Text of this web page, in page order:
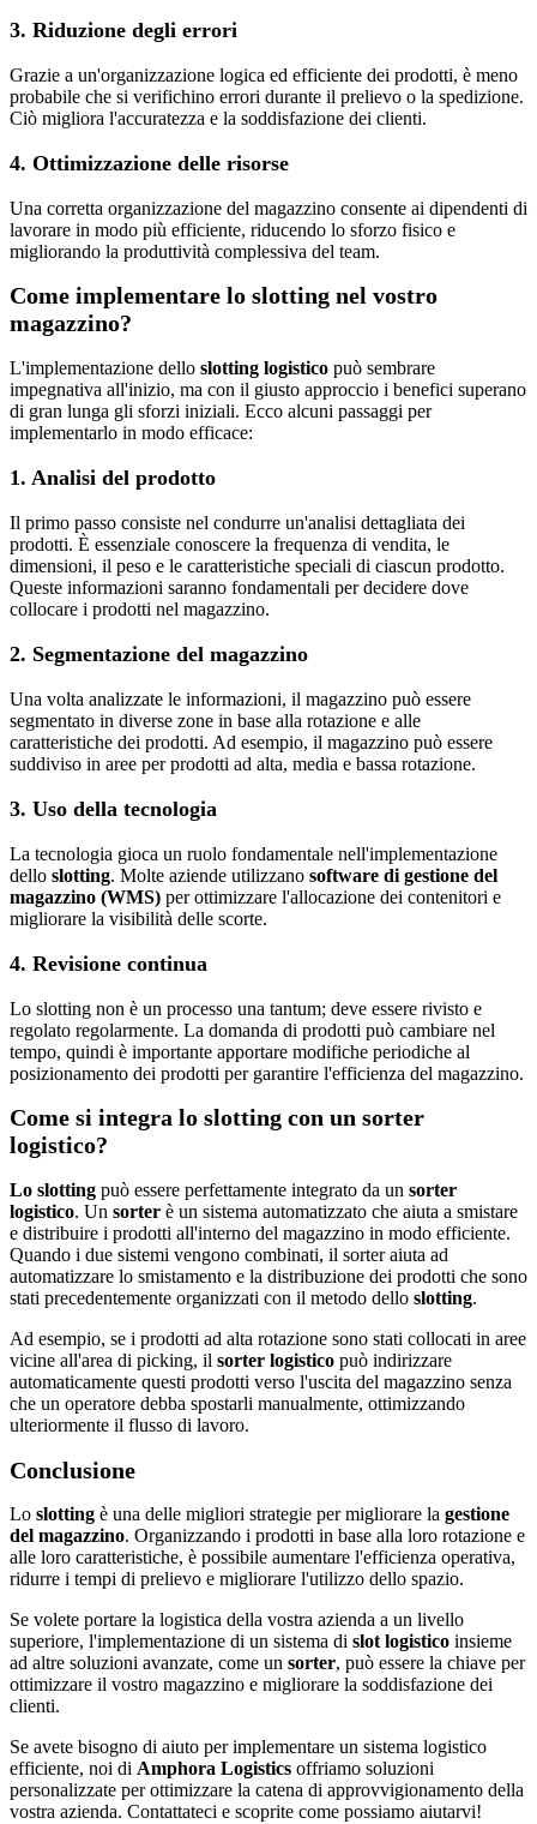
3. Riduzione degli errori
Grazie a un'organizzazione logica ed efficiente dei prodotti, è meno
probabile che si verifichino errori durante il prelievo o la spedizione.
Ciò migliora l'accuratezza e la soddisfazione dei clienti.
4. Ottimizzazione delle risorse
Una corretta organizzazione del magazzino consente ai dipendenti di
lavorare in modo più efficiente, riducendo lo sforzo fisico e
migliorando la produttività complessiva del team.
Come implementare lo slotting nel vostro
magazzino?
L'implementazione dello slotting logistico può sembrare
impegnativa all'inizio, ma con il giusto approccio i benefici superano
di gran lunga gli sforzi iniziali. Ecco alcuni passaggi per
implementarlo in modo efficace:
1. Analisi del prodotto
Il primo passo consiste nel condurre un'analisi dettagliata dei
prodotti. È essenziale conoscere la frequenza di vendita, le
dimensioni, il peso e le caratteristiche speciali di ciascun prodotto.
Queste informazioni saranno fondamentali per decidere dove
collocare i prodotti nel magazzino.
2. Segmentazione del magazzino
Una volta analizzate le informazioni, il magazzino può essere
segmentato in diverse zone in base alla rotazione e alle
caratteristiche dei prodotti. Ad esempio, il magazzino può essere
suddiviso in aree per prodotti ad alta, media e bassa rotazione.
3. Uso della tecnologia
La tecnologia gioca un ruolo fondamentale nell'implementazione
dello slotting. Molte aziende utilizzano software di gestione del
magazzino (WMS) per ottimizzare l'allocazione dei contenitori e
migliorare la visibilità delle scorte.
4. Revisione continua
Lo slotting non è un processo una tantum; deve essere rivisto e
regolato regolarmente. La domanda di prodotti può cambiare nel
tempo, quindi è importante apportare modifiche periodiche al
posizionamento dei prodotti per garantire l'efficienza del magazzino.
Come si integra lo slotting con un sorter
logistico?
Lo slotting può essere perfettamente integrato da un sorter
logistico. Un sorter è un sistema automatizzato che aiuta a smistare
e distribuire i prodotti all'interno del magazzino in modo efficiente.
Quando i due sistemi vengono combinati, il sorter aiuta ad
automatizzare lo smistamento e la distribuzione dei prodotti che sono
stati precedentemente organizzati con il metodo dello slotting.
Ad esempio, se i prodotti ad alta rotazione sono stati collocati in aree
vicine all'area di picking, il sorter logistico può indirizzare
automaticamente questi prodotti verso l'uscita del magazzino senza
che un operatore debba spostarli manualmente, ottimizzando
ulteriormente il flusso di lavoro.
Conclusione
Lo slotting è una delle migliori strategie per migliorare la gestione
del magazzino. Organizzando i prodotti in base alla loro rotazione e
alle loro caratteristiche, è possibile aumentare l'efficienza operativa,
ridurre i tempi di prelievo e migliorare l'utilizzo dello spazio.
Se volete portare la logistica della vostra azienda a un livello
superiore, l'implementazione di un sistema di slot logistico insieme
ad altre soluzioni avanzate, come un sorter, può essere la chiave per
ottimizzare il vostro magazzino e migliorare la soddisfazione dei
clienti.
Se avete bisogno di aiuto per implementare un sistema logistico
efficiente, noi di Amphora Logistics offriamo soluzioni
personalizzate per ottimizzare la catena di approvvigionamento della
vostra azienda. Contattateci e scoprite come possiamo aiutarvi!